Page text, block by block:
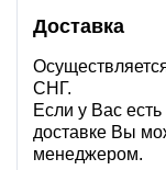
Доставка
СНГ.
Если у Вас
доставке Вы
менеджером.